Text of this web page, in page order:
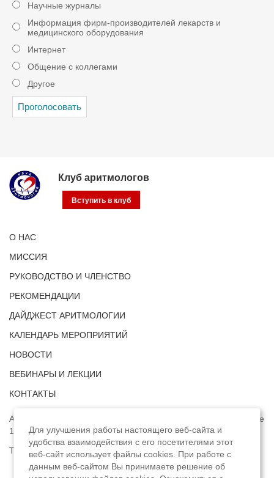
Научные журналы
Информация фирм-производителей лекарств и
медицинского оборудования
Интернет
Общение с коллегами
Другое
Клуб аритмологов
Вступить в клуб
О НАС
МИССИЯ
РУКОВОДСТВО И ЧЛЕНСТВО
РЕКОМЕНДАЦИИ
ДАЙДЖЕСТ АРИТМОЛОГИИ
КАЛЕНДАРЬ МЕРОПРИЯТИЙ
НОВОСТИ
ВЕБИНАРЫ И ЛЕКЦИИ
КОНТАКТЫ
Адрес: г. Москва, ул. Профсоюзная, д. 93А, этаж 4, помещение
1, комната 32.
Телефон:
8 (8422) 33-15-88
Для улучшения работы настоящего веб-сайта и
удобства взаимодействия с его посетителями этот
веб-сайт использует файлы cookies. При работе с
данным веб-сайтом Вы принимаете решение об